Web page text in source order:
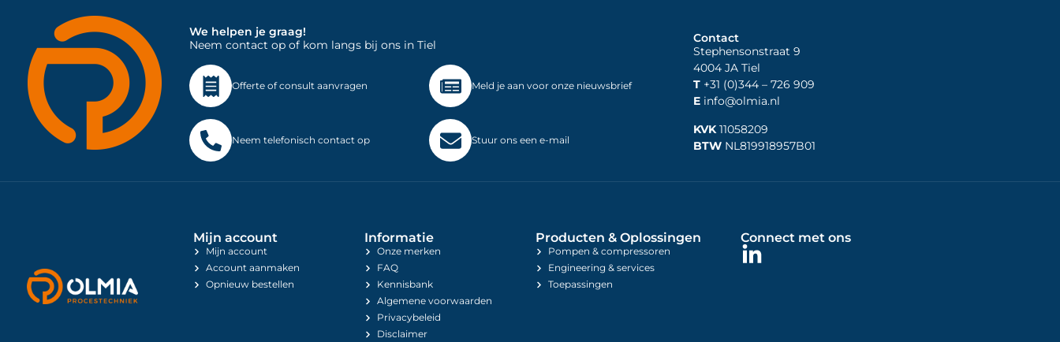
We helpen je graag!
Neem contact op of kom langs bij ons in Tiel
Offerte of consult aanvragen
Neem telefonisch contact op
Meld je aan voor onze nieuwsbrief
Stuur ons een e-mail
Contact
Stephensonstraat 9
4004 JA Tiel
T+31 (0)344– 726 909
Einfo@olmia.nl
KVK11058209
BTWNL819918957B01
Mijn account
Mijn account
Account aanmaken
Opnieuw bestellen
Informatie
Onze merken
FAQ
Kennisbank
Algemene voorwaarden
Privacybeleid
Disclaimer
Producten & Oplossingen
Pompen & compressoren
Engineering & services
Toepassingen
Connect met ons